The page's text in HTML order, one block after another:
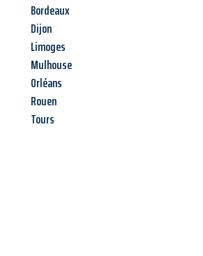
Bordeaux
Dijon
Limoges
Mulhouse
Orléans
Rouen
Tours